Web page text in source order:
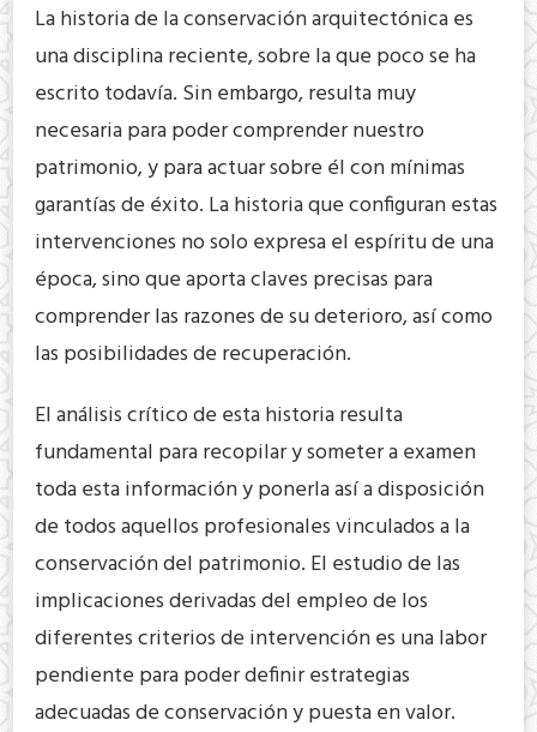
La historia de la conservación arquitectónica es
una disciplina reciente, sobre la que poco se ha
escrito todavía. Sin embargo, resulta muy
necesaria para poder comprender nuestro
patrimonio, y para actuar sobre él con mínimas
garantías de éxito. La historia que configuran estas
intervenciones no solo expresa el espíritu de una
época, sino que aporta claves precisas para
comprender las razones de su deterioro, así como
las posibilidades de recuperación.
El análisis crítico de esta historia resulta
fundamental para recopilar y someter a examen
toda esta información y ponerla así a disposición
de todos aquellos profesionales vinculados a la
conservación del patrimonio. El estudio de las
implicaciones derivadas del empleo de los
diferentes criterios de intervención es una labor
pendiente para poder definir estrategias
adecuadas de conservación y puesta en valor.